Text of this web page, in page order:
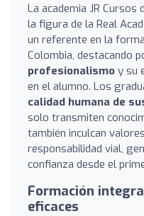
La academia JR Cursos
la figura de la Real
un referente en la
Colombia, destacando
profesionalismo y su
en el alumno. Los
calidad humana de
solo transmiten
también inculcan
responsabilidad vial,
confianza desde el
Formación
eficaces